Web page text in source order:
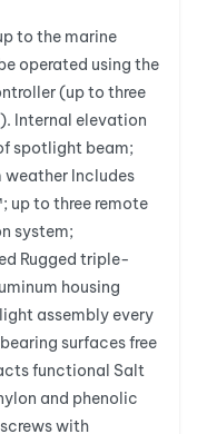
to the marine
operated using the
(up to three
Internal elevation
spotlight beam;
Includes
up to three remote
system;
Rugged triple-
housing
assembly every
surfaces free
functional Salt
and phenolic
with